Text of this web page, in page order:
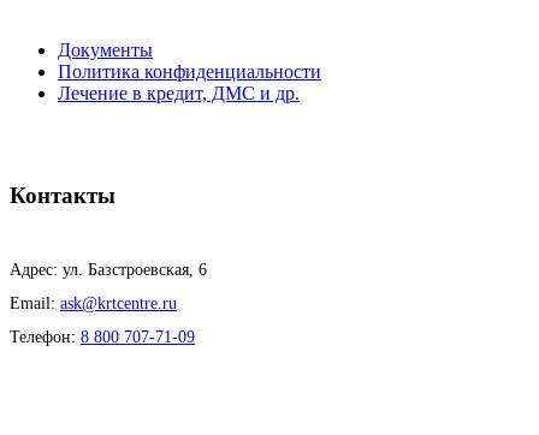
Документы
Политика конфиденциальности
Лечение в кредит, ДМС и др.
Контакты
Адрес: ул. Базстроевская, 6
Email: ask@krtcentre.ru
Телефон: 8 800 707-71-09